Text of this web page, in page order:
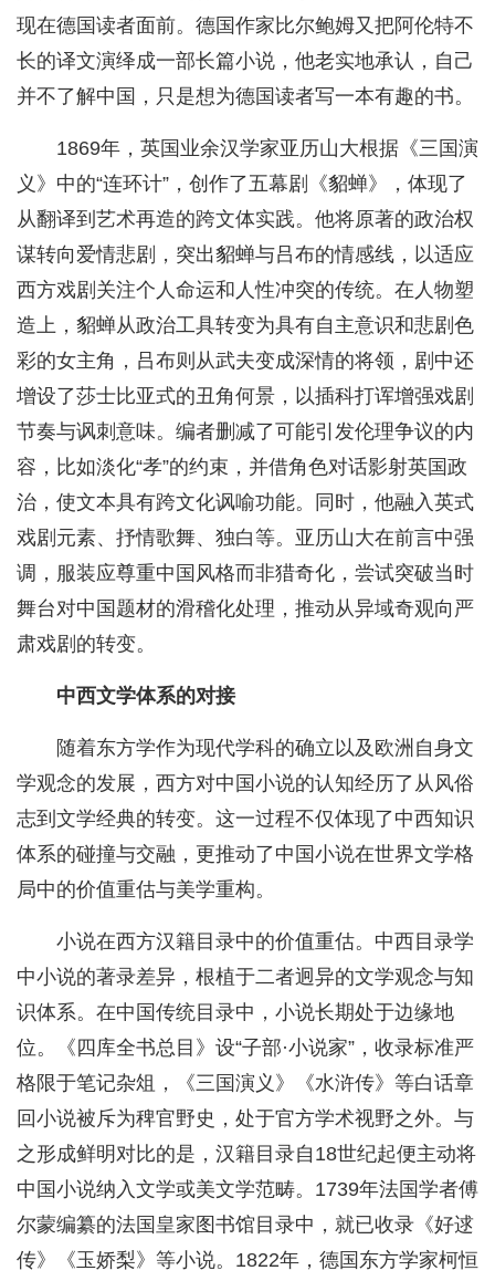
现在德国读者面前。德国作家比尔鲍姆又把阿伦特不
长的译文演绎成一部长篇小说，他老实地承认，自己
并不了解中国，只是想为德国读者写一本有趣的书。
1869年，英国业余汉学家亚历山大根据《三国演
义》中的“连环计”，创作了五幕剧《貂蝉》，体现了
从翻译到艺术再造的跨文体实践。他将原著的政治权
谋转向爱情悲剧，突出貂蝉与吕布的情感线，以适应
西方戏剧关注个人命运和人性冲突的传统。在人物塑
造上，貂蝉从政治工具转变为具有自主意识和悲剧色
彩的女主角，吕布则从武夫变成深情的将领，剧中还
增设了莎士比亚式的丑角何景，以插科打诨增强戏剧
节奏与讽刺意味。编者删减了可能引发伦理争议的内
容，比如淡化“孝”的约束，并借角色对话影射英国政
治，使文本具有跨文化讽喻功能。同时，他融入英式
戏剧元素、抒情歌舞、独白等。亚历山大在前言中强
调，服装应尊重中国风格而非猎奇化，尝试突破当时
舞台对中国题材的滑稽化处理，推动从异域奇观向严
肃戏剧的转变。
中西文学体系的对接
随着东方学作为现代学科的确立以及欧洲自身文
学观念的发展，西方对中国小说的认知经历了从风俗
志到文学经典的转变。这一过程不仅体现了中西知识
体系的碰撞与交融，更推动了中国小说在世界文学格
局中的价值重估与美学重构。
小说在西方汉籍目录中的价值重估。中西目录学
中小说的著录差异，根植于二者迥异的文学观念与知
识体系。在中国传统目录中，小说长期处于边缘地
位。《四库全书总目》设“子部·小说家”，收录标准严
格限于笔记杂俎，《三国演义》《水浒传》等白话章
回小说被斥为稗官野史，处于官方学术视野之外。与
之形成鲜明对比的是，汉籍目录自18世纪起便主动将
中国小说纳入文学或美文学范畴。1739年法国学者傅
尔蒙编纂的法国皇家图书馆目录中，就已收录《好逑
传》《玉娇梨》等小说。1822年，德国东方学家柯恒